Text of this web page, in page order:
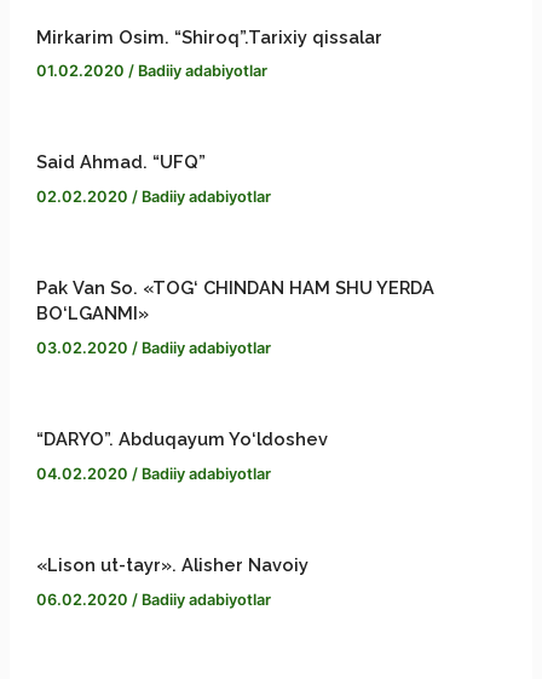
nMirkarim Osim. “Shiroq”.Tarixiy qissalar
01.02.2020 / Badiiy adabiyotlar
Said Ahmad. “UFQ”
02.02.2020 / Badiiy adabiyotlar
Pak Van So. «TOG‘ CHINDAN HAM SHU YERDA
BO‘LGANMI»
03.02.2020 / Badiiy adabiyotlar
“DARYO”. Abduqayum Yo‘ldoshev
04.02.2020 / Badiiy adabiyotlar
«Lison ut-tayr». Alisher Navoiy
06.02.2020 / Badiiy adabiyotlar